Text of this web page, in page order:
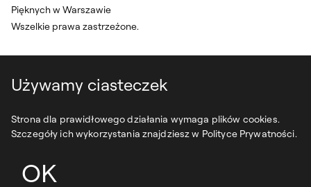
Używamy ciasteczek
Strona dla prawidłowego działania wymaga plików cookies.
Szczegóły ich wykorzystania znajdziesz w Polityce Prywatności.
OK
Pięknych w Warszawie
Wszelkie prawa zastrzeżone.
projekt: syfonstudio